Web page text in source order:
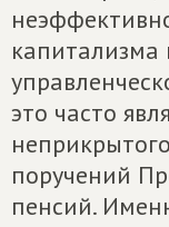
капитализма
это часто
поручений
пенсий.